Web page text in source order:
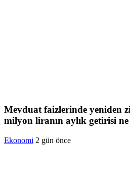
Mevduat faizlerinde yeniden
milyon liranın aylık getirisi
Ekonomi 2 gün önce